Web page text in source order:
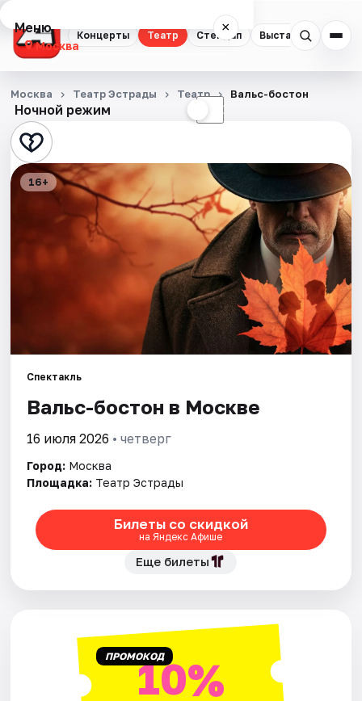
Концерты Театр Стендап Выставки
Меню ×
Москва
Концерты
Театр
Стендап
Выставки
Квесты
Экскурсии
События
Города
Площадки
Артисты
Рейтинги
Ночной режим ☾
Москва Театр Эстрады Театр Вальс-бостон
16+
Спектакль
Вальс-бостон в Москве
16 июля 2026 • четверг
Город: Москва
Площадка: Театр Эстрады
Билеты со скидкой
на Яндекс Афише
Еще билеты
ПРОМОКОД10%